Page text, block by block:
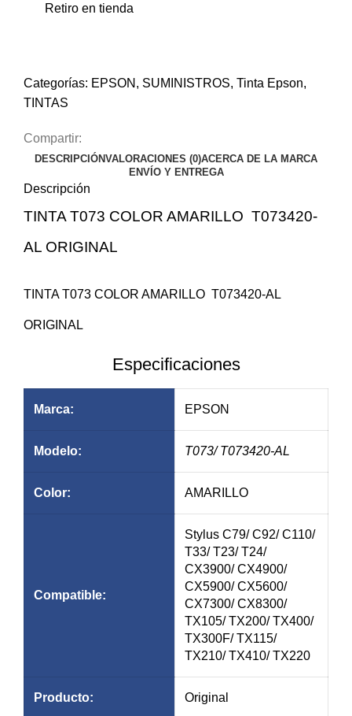
Retiro en tienda
Categorías: EPSON , SUMINISTROS, Tinta Epson,
TINTAS
Compartir:
DESCRIPCIÓNVALORACIONES (0)ACERCA DE LA MARCA
ENVÍO Y ENTREGA
Descripción
TINTA T073 COLOR AMARILLO T073420-
AL ORIGINAL
TINTA T073 COLOR AMARILLO T073420-AL
ORIGINAL
Especificaciones
Marca: EPSON
Modelo: T073/ T073420-AL
Color: AMARILLO
Compatible:
Stylus C79/ C92/ C110/
T33/ T23/ T24/
CX3900/ CX4900/
CX5900/ CX5600/
CX7300/ CX8300/
TX105/ TX200/ TX400/
TX300F/ TX115/
TX210/ TX410/ TX220
Producto: Original